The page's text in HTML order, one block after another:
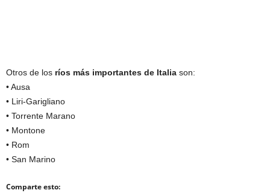
Otros de los ríos más importantes de Italia son:
• Ausa
• Liri-Garigliano
• Torrente Marano
• Montone
• Rom
• San Marino
Comparte esto: